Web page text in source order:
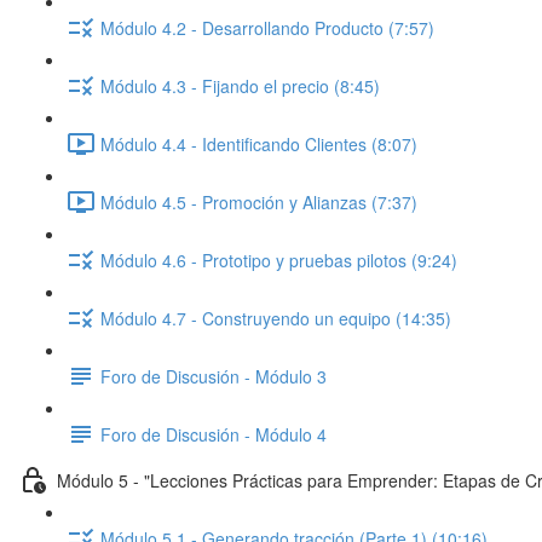
Módulo 4.2 - Desarrollando Producto (7:57)
Módulo 4.3 - Fijando el precio (8:45)
Módulo 4.4 - Identificando Clientes (8:07)
Módulo 4.5 - Promoción y Alianzas (7:37)
Módulo 4.6 - Prototipo y pruebas pilotos (9:24)
Módulo 4.7 - Construyendo un equipo (14:35)
Foro de Discusión - Módulo 3
Foro de Discusión - Módulo 4
Módulo 5 - "Lecciones Prácticas para Emprender: Etapas de